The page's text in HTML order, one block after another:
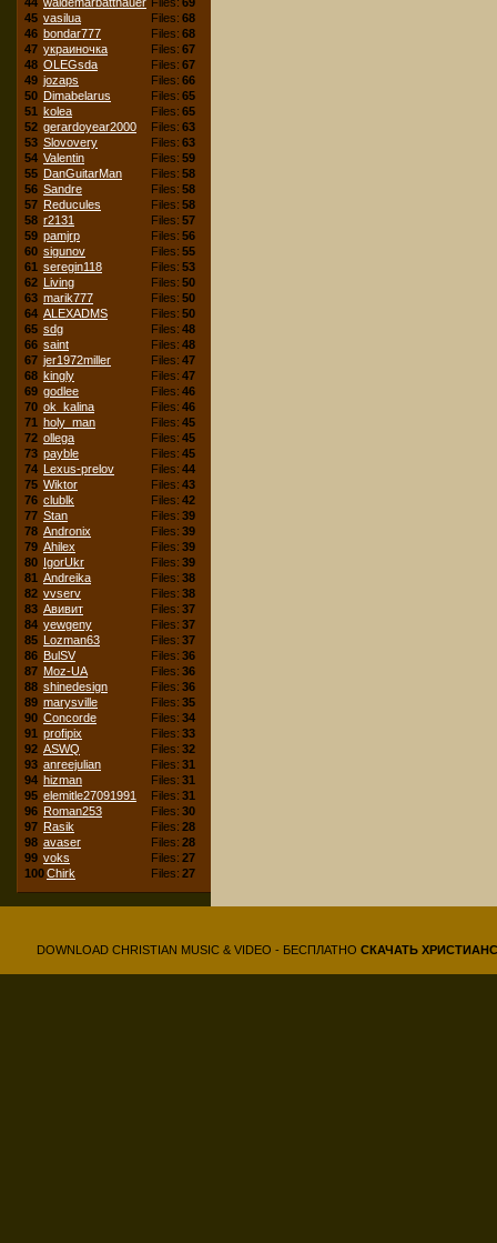
45 vasilua Files: 68
46 bondar777 Files: 68
47 украиночка Files: 67
48 OLEGsda Files: 67
49 jozaps Files: 66
50 Dimabelarus Files: 65
51 kolea Files: 65
52 gerardoyear2000 Files: 63
53 Slovovery Files: 63
54 Valentin Files: 59
55 DanGuitarMan Files: 58
56 Sandre Files: 58
57 Reducules Files: 58
58 r2131 Files: 57
59 pamjrp Files: 56
60 sigunov Files: 55
61 seregin118 Files: 53
62 Living Files: 50
63 marik777 Files: 50
64 ALEXADMS Files: 50
65 sdg Files: 48
66 saint Files: 48
67 jer1972miller Files: 47
68 kingly Files: 47
69 godlee Files: 46
70 ok_kalina Files: 46
71 holy_man Files: 45
72 ollega Files: 45
73 payble Files: 45
74 Lexus-prelov Files: 44
75 Wiktor Files: 43
76 clublk Files: 42
77 Stan Files: 39
78 Andronix Files: 39
79 Ahilex Files: 39
80 IgorUkr Files: 39
81 Andreika Files: 38
82 vvserv Files: 38
83 Авивит Files: 37
84 yewgeny Files: 37
85 Lozman63 Files: 37
86 BulSV Files: 36
87 Moz-UA Files: 36
88 shinedesign Files: 36
89 marysville Files: 35
90 Concorde Files: 34
91 profipix Files: 33
92 ASWQ Files: 32
93 anreejulian Files: 31
94 hizman Files: 31
95 elemitle27091991 Files: 31
96 Roman253 Files: 30
97 Rasik Files: 28
98 avaser Files: 28
99 voks Files: 27
100Chirk Files: 27
DOWNLOAD CHRISTIAN MUSIC & VIDEO - БЕСПЛАТНО СКАЧАТЬ